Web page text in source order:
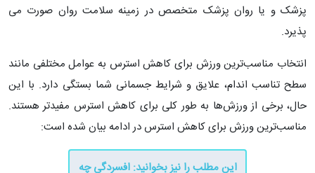
پزشک و یا روان پزشک متخصص در زمینه سلامت روان صورت می
پذیرد.
انتخاب مناسب‌ترین ورزش برای کاهش استرس به عوامل مختلفی مانند
سطح تناسب اندام، علایق و شرایط جسمانی شما بستگی دارد. با این
حال، برخی از ورزش‌ها به طور کلی برای کاهش استرس مفیدتر هستند.
مناسب‌ترین ورزش‌ برای کاهش استرس در ادامه بیان شده است:
این مطلب را نیز بخوانید: ​افسردگی چه